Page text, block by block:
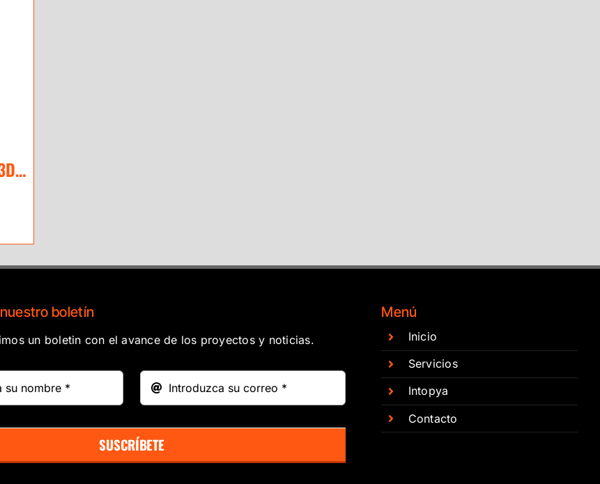
Licencia Perpetua 3Dsurvey
boletín
un boletin con el avance de los proyectos y noticias.
SUSCRÍBETE
Menú
Inicio
Servicios
Intopya
Contacto